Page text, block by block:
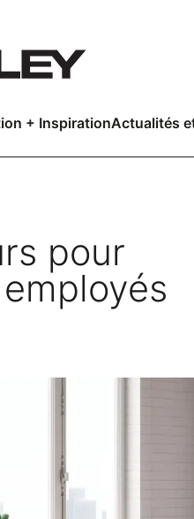
LockerWall
+ InspirationActualités
pour